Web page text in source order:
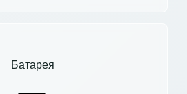
Батарея